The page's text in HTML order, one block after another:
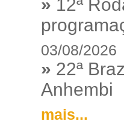
» 12ª
03/08/2026
» 22ª
Anhembi
mais...